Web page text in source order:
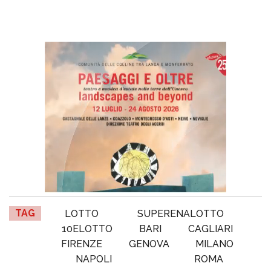
TAG LOTTO
SUPERENALOTTO
10ELOTTO
BARI
CAGLIARI
FIRENZE
GENOVA
MILANO
NAPOLI
ROMA